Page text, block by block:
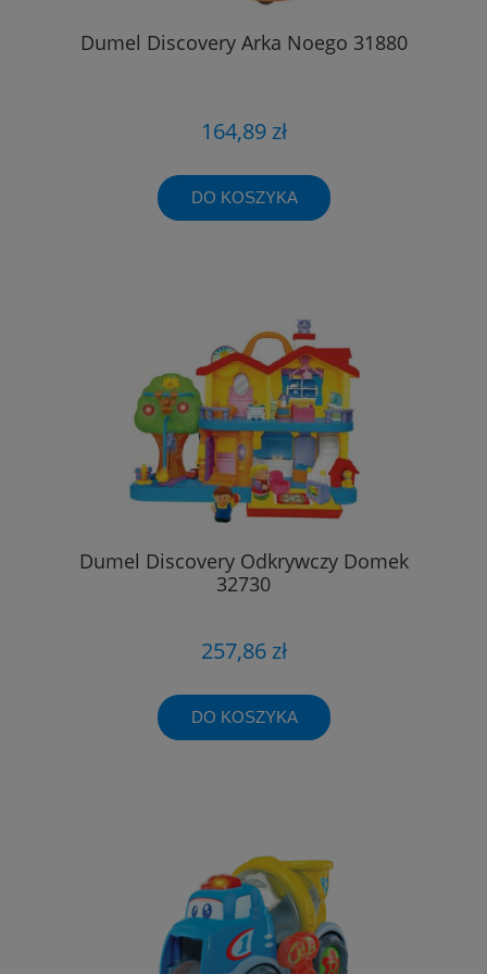
Dumel Discovery Arka Noego 31880
164,89 zł
DO KOSZYKA
Dumel Discovery Odkrywczy Domek
32730
257,86 zł
DO KOSZYKA